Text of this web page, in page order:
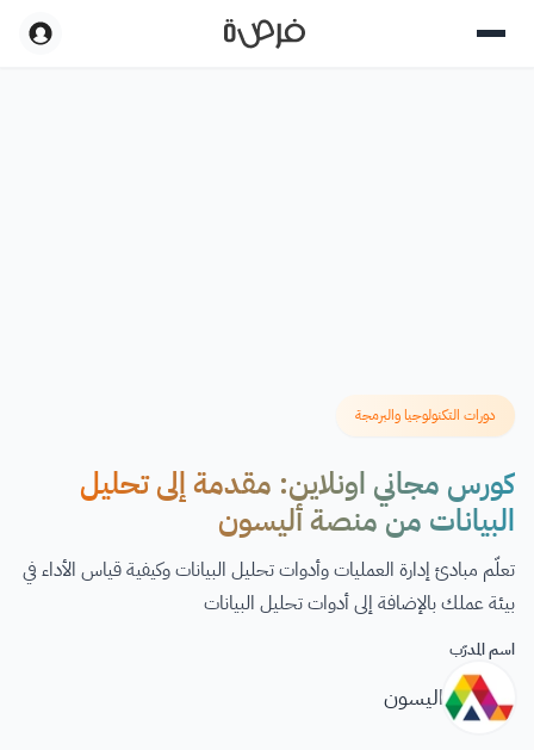
دورات التكنولوجيا والبرمجة
كورس مجاني اونلاين: مقدمة إلى تحليل
البيانات من منصة أليسون
تعلّم مبادئ إدارة العمليات وأدوات تحليل البيانات وكيفية قياس الأداء في
بيئة عملك بالإضافة إلى أدوات تحليل البيانات
اسم المدرّب
اليسون